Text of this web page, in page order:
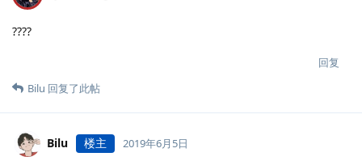
????
回复
Bilu 回复了此帖
Bilu 楼主 2019年6月5日